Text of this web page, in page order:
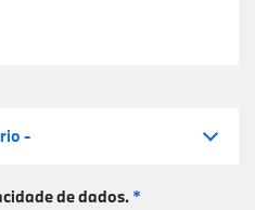
-
de dados. *